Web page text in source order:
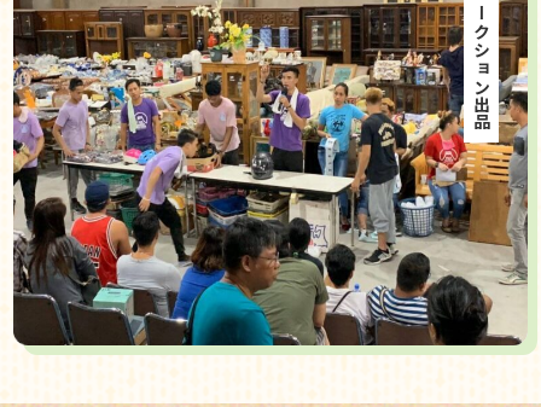
海外オークション出品